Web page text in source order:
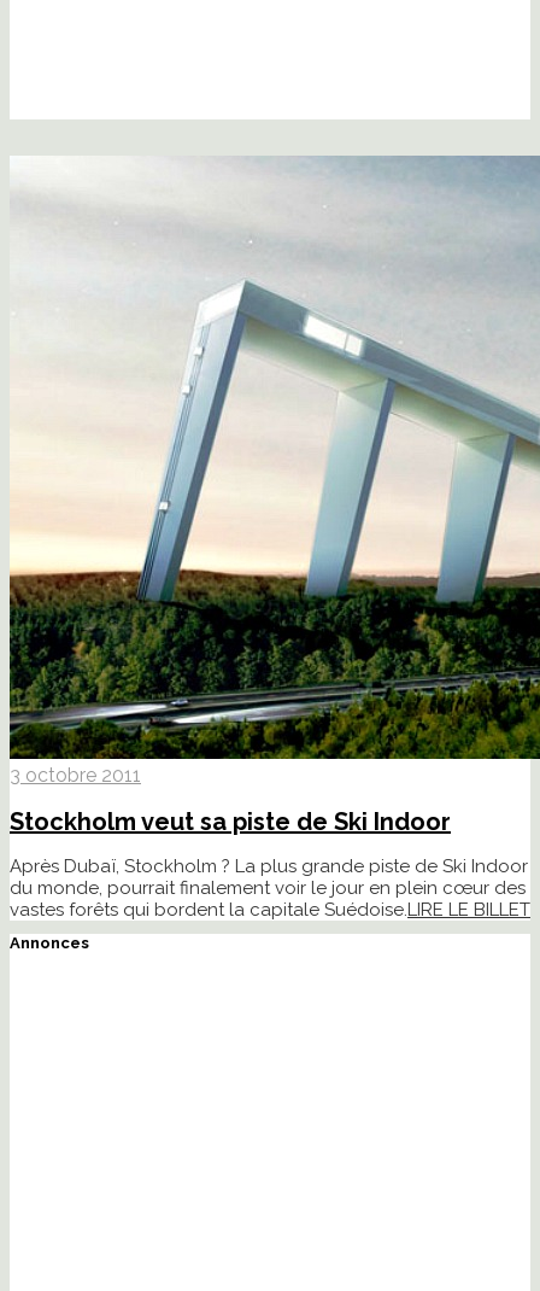
3 octobre 2011
Stockholm veut sa piste de Ski Indoor
Après Dubaï, Stockholm ? La plus grande piste de Ski Indoor
du monde, pourrait finalement voir le jour en plein cœur des
vastes forêts qui bordent la capitale Suédoise.LIRE LE BILLET
Annonces